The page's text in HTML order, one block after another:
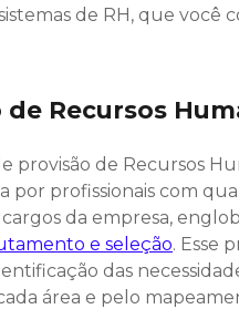
de RH, que você
de Recursos
provisão de Recursos
por profissionais com
da empresa,
e seleção. Esse
das
área e pelo